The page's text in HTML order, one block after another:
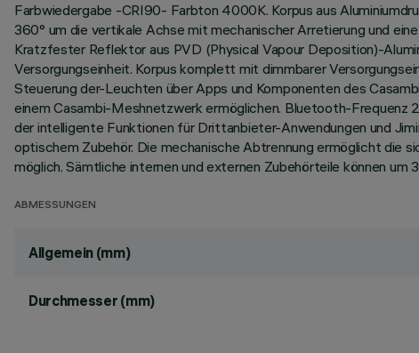
Farbwiedergabe -CRI90- Farbton 4000K. Korpus aus
360° um die vertikale Achse mit mechanischer Arretierung und
Kratzfester Reflektor aus PVD (Physical Vapour Deposition)-
Versorgungseinheit. Korpus komplett mit dimmbarer
Steuerung der-Leuchten über Apps und Komponenten des
einem Casambi-Meshnetzwerk ermöglichen. Bluetooth-Frequenz
der intelligente Funktionen für Drittanbieter-Anwendungen und
optischem Zubehör. Die mechanische Abtrennung ermöglicht die
möglich. Sämtliche internen und externen Zubehörteile können
ABMESSUNGEN
Allgemein (mm)
Durchmesser (mm)